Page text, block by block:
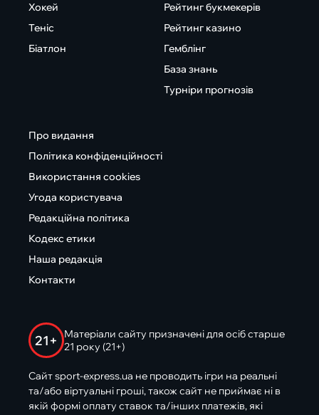
Хокей
Теніс
Біатлон
Рейтинг букмекерів
Рейтинг казино
Гемблінг
База знань
Турніри прогнозів
Про видання
Політика конфіденційності
Використання cookies
Угода користувача
Редакційна політика
Кодекс етики
Наша редакція
Контакти
21+
Матеріали сайту призначені для осіб старше
21 року (21+)
Сайт sport-express.ua не проводить ігри на реальні
та/або віртуальні гроші, також сайт не приймає ні в
якій формі оплату ставок та/інших платежів, які